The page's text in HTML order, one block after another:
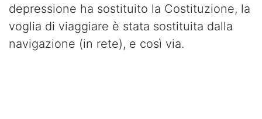
depressione ha sostituito la Costituzione, la
voglia di viaggiare è stata sostituita dalla
navigazione (in rete), e così via.